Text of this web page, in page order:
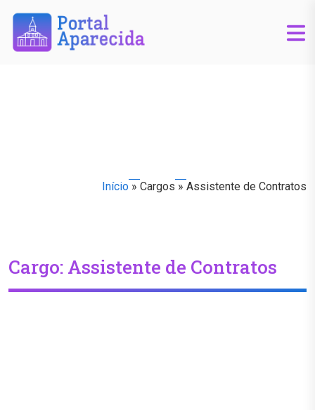
Início » Cargos » Assistente de Contratos
Cargo: Assistente de Contratos